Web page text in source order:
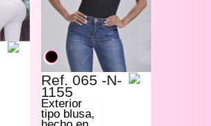
Ref. 065 -N-
1155
Exterior
tipo blusa,